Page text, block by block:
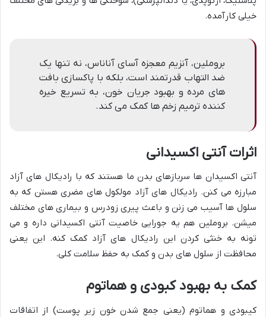
خیلی کارآمده.
بروملین، آنزیم معجزه آسای آناناس، نه تنها یک
ضد التهاب قدرتمند است، بلکه با پاکسازی بافت
های مرده و بهبود جریان خون، به تسریع خیره
کننده ترمیم زخم ها کمک می کند.
اثرات آنتی اکسیدانی
آنتی اکسیدان ها سربازهای بدن ما هستند که با رادیکال های آزاد
مبارزه می کنن. رادیکال های آزاد مولکول های مضری هستن که به
سلول ها آسیب می زنن و باعث پیری زودرس و بیماری های مختلف
میشن. بروملین هم یه جورایی خاصیت آنتی اکسیدانی داره و می
تونه به خنثی کردن این رادیکال های آزاد کمک کنه. این یعنی
محافظت از سلول های بدن و کمک به حفظ سلامت کلی.
کمک به بهبود کبودی و هماتوم
کیبودی و هماتوم (یعنی جمع شدن خون زیر پوست) از اتفاقات